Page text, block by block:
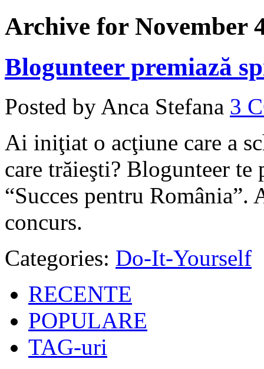
Archive for November
Blogunteer premiază
Posted by Anca Stefana 3
Ai iniţiat o acţiune care a
care trăieşti? Blogunteer
“Succes pentru
concurs.
Categories: Do-It-Yourself
RECENTE
POPULARE
TAG-uri